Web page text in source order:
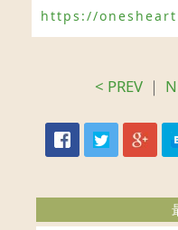
https://
< PREV｜